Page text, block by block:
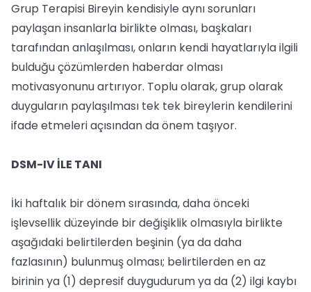
Grup Terapisi Bireyin kendisiyle aynı sorunları
paylaşan insanlarla birlikte olması, başkaları
tarafından anlaşılması, onların kendi hayatlarıyla ilgili
bulduğu çözümlerden haberdar olması
motivasyonunu artırıyor. Toplu olarak, grup olarak
duyguların paylaşılması tek tek bireylerin kendilerini
ifade etmeleri açısından da önem taşıyor.
DSM-IV İLE TANI
İki haftalık bir dönem sırasında, daha önceki
işlevsellik düzeyinde bir değişiklik olmasıyla birlikte
aşağıdaki belirtilerden beşinin (ya da daha
fazlasının) bulunmuş olması; belirtilerden en az
birinin ya (1) depresif duygudurum ya da (2) ilgi kaybı